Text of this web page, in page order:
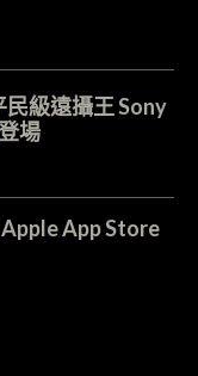
級遠攝王 Sony
場
App Store